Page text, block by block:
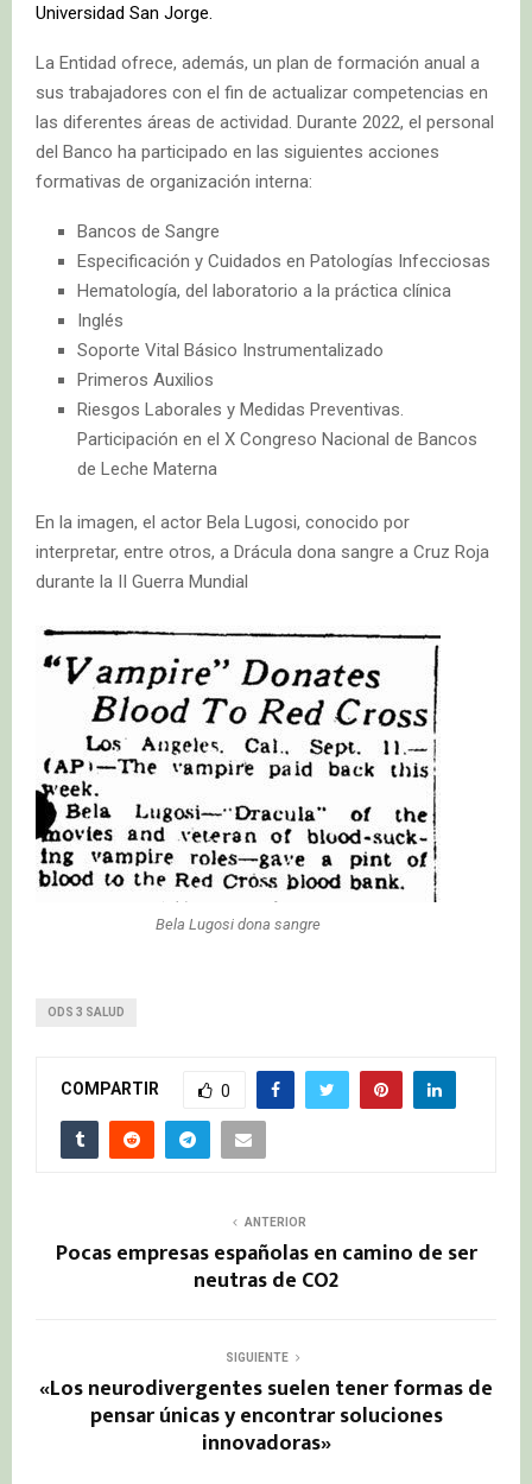
Universidad San Jorge.
La Entidad ofrece, además, un plan de formación anual a
sus trabajadores con el fin de actualizar competencias en
las diferentes áreas de actividad. Durante 2022, el personal
del Banco ha participado en las siguientes acciones
formativas de organización interna:
Bancos de Sangre
Especificación y Cuidados en Patologías Infecciosas
Hematología, del laboratorio a la práctica clínica
Inglés
Soporte Vital Básico Instrumentalizado
Primeros Auxilios
Riesgos Laborales y Medidas Preventivas.
Participación en el X Congreso Nacional de Bancos
de Leche Materna
En la imagen, el actor Bela Lugosi, conocido por
interpretar, entre otros, a Drácula dona sangre a Cruz Roja
durante la II Guerra Mundial
Bela Lugosi dona sangre
ODS 3 SALUD
COMPARTIR 0
ANTERIOR
Pocas empresas españolas en camino de ser
neutras de CO2
SIGUIENTE
«Los neurodivergentes suelen tener formas de
pensar únicas y encontrar soluciones
innovadoras»